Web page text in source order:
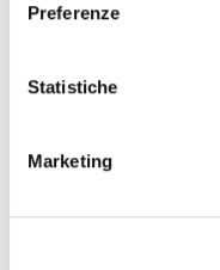
Preferenze
Statistiche
Marketing